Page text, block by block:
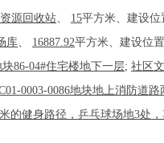
源回收站、 15平方米、建设位
库、 16887.92平方米、建设位
86-04#住宅楼地下一层; 社区
0003-0086地块地上消防道
的健身路径，乒乓球场地3处，